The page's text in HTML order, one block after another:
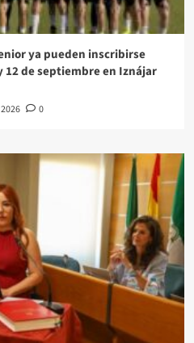
ya pueden inscribirse
12 de septiembre en Iznájar
0